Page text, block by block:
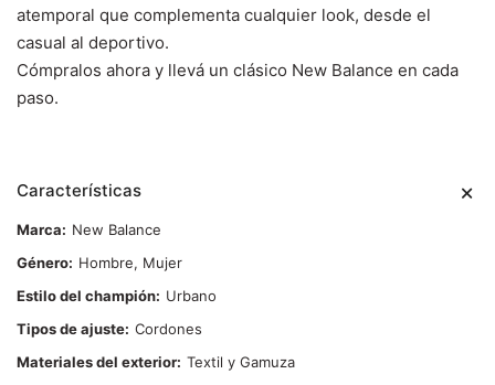
atemporal que complementa cualquier look, desde el
casual al deportivo.
Cómpralos ahora y llevá un clásico New Balance en cada
paso.
Características
Marca
New Balance
Género
Hombre, Mujer
Estilo del champión
Urbano
Tipos de ajuste Cordones
Materiales del exterior Textil y Gamuza